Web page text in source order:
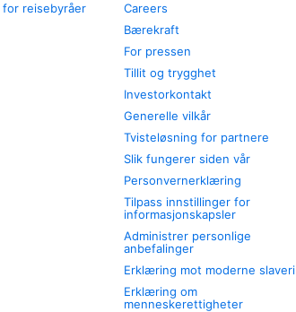
for reisebyråer
Careers
Bærekraft
For pressen
Tillit og trygghet
Investorkontakt
Generelle vilkår
Tvisteløsning for partnere
Slik fungerer siden vår
Personvernerklæring
Tilpass innstillinger for
informasjonskapsler
Administrer personlige
anbefalinger
Erklæring mot moderne slaveri
Erklæring om
menneskerettigheter